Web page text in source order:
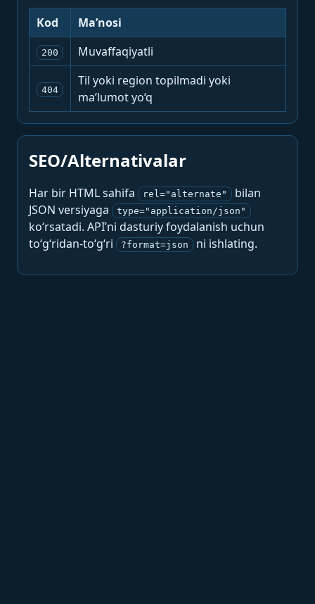
Kod Ma’nosi
200 Muvaffaqiyatli
404
Til yoki region topilmadi yoki
ma’lumot yo‘q
SEO/Alternativalar
Har bir HTML sahifa rel="alternate"
bilan
JSON versiyaga
type="application/json"
ko‘rsatadi. API’ni dasturiy foydalanish uchun
to‘g‘ridan-to‘g‘ri
?format=json ni ishlating.